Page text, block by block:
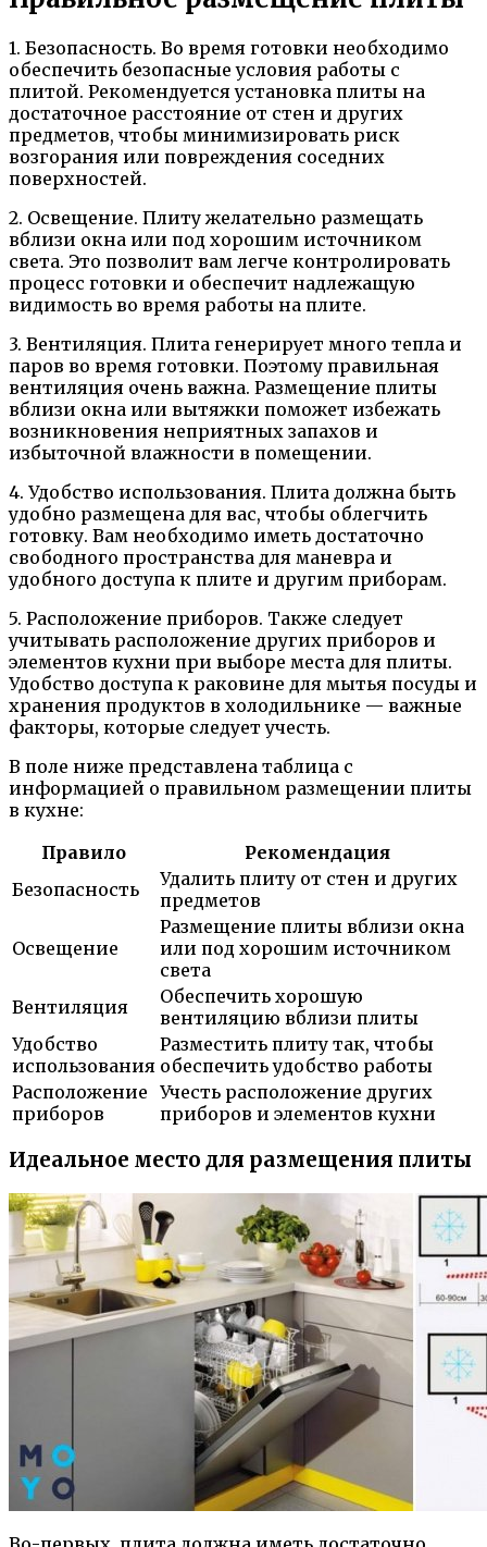
1. Безопасность. Во время готовки необходимо
обеспечить безопасные условия работы с
плитой. Рекомендуется установка плиты на
достаточное расстояние от стен и других
предметов, чтобы минимизировать риск
возгорания или повреждения соседних
поверхностей.
2. Освещение. Плиту желательно размещать
вблизи окна или под хорошим источником
света. Это позволит вам легче контролировать
процесс готовки и обеспечит надлежащую
видимость во время работы на плите.
3. Вентиляция. Плита генерирует много тепла и
паров во время готовки. Поэтому правильная
вентиляция очень важна. Размещение плиты
вблизи окна или вытяжки поможет избежать
возникновения неприятных запахов и
избыточной влажности в помещении.
4. Удобство использования. Плита должна быть
удобно размещена для вас, чтобы облегчить
готовку. Вам необходимо иметь достаточно
свободного пространства для маневра и
удобного доступа к плите и другим приборам.
5. Расположение приборов. Также следует
учитывать расположение других приборов и
элементов кухни при выборе места для плиты.
Удобство доступа к раковине для мытья посуды и
хранения продуктов в холодильнике — важные
факторы, которые следует учесть.
В поле ниже представлена таблица с
информацией о правильном размещении плиты
в кухне:
Правило
Рекомендация
Безопасность
Удалить плиту от стен и других
предметов
Освещение
Размещение плиты вблизи окна
или под хорошим источником
света
Вентиляция
Обеспечить хорошую
вентиляцию вблизи плиты
Удобство
использования
Разместить плиту так, чтобы
обеспечить удобство работы
Расположение
приборов
Учесть расположение других
приборов и элементов кухни
Идеальное место для размещения плиты